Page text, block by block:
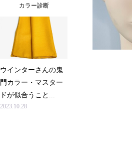
カラー診断
ウインターさんの鬼
門カラー・マスター
ドが似合うこと...
2023.10.28